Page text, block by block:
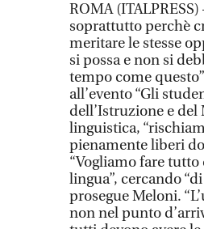
ROMA
soprattutto perchè
meritare le stesse
si possa e non si
tempo come
all’evento “Gli
dell’Istruzione e del
linguistica,
pienamente liberi
“Vogliamo fare
lingua”, cercando
prosegue Meloni.
non nel punto